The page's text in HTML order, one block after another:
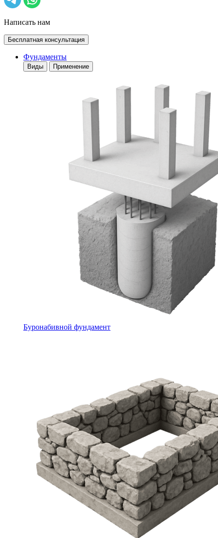
Написать нам
Бесплатная консультация
Фундаменты
Виды Применение
Буронабивной фундамент